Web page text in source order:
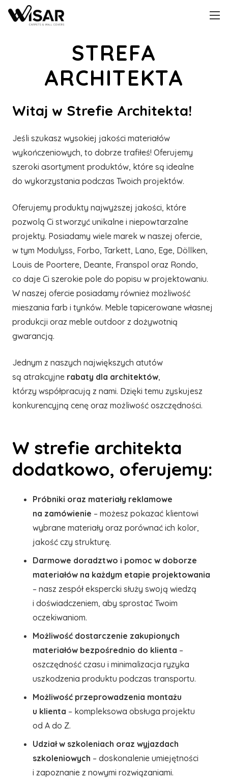
STREFA
ARCHITEKTA
Witaj w Strefie Architekta!
Jeśli szukasz wysokiej jakości materiałów
wykończeniowych, to dobrze trafiłeś! Oferujemy
szeroki asortyment produktów, które są idealne
do wykorzystania podczas Twoich projektów.
Oferujemy produkty najwyższej jakości, które
pozwolą Ci stworzyć unikalne i niepowtarzalne
projekty. Posiadamy wiele marek w naszej ofercie,
w tym Modulyss, Forbo, Tarkett, Lano, Ege, Döllken,
Louis de Poortere, Deante, Franspol oraz Rondo,
co daje Ci szerokie pole do popisu w projektowaniu.
W naszej ofercie posiadamy również możliwość
mieszania farb i tynków. Meble tapicerowane własnej
produkcji oraz meble outdoor z dożywotnią
gwarancją.
Jednym z naszych największych atutów
są atrakcyjne rabaty dla architektów,
którzy współpracują z nami. Dzięki temu zyskujesz
konkurencyjną cenę oraz możliwość oszczędności.
W strefie architekta
dodatkowo, oferujemy:
Próbniki oraz materiały reklamowe
na zamówienie – możesz pokazać klientowi
wybrane materiały oraz porównać ich kolor,
jakość czy strukturę.
Darmowe doradztwo i pomoc w doborze
materiałów na każdym etapie projektowania
– nasz zespół ekspercki służy swoją wiedzą
i doświadczeniem, aby sprostać Twoim
oczekiwaniom.
Możliwość dostarczenie zakupionych
materiałów bezpośrednio do klienta –
oszczędność czasu i minimalizacja ryzyka
uszkodzenia produktu podczas transportu.
Możliwość przeprowadzenia montażu
u klienta – kompleksowa obsługa projektu
od A do Z.
Udział w szkoleniach oraz wyjazdach
szkoleniowych – doskonalenie umiejętności
i zapoznanie z nowymi rozwiązaniami.